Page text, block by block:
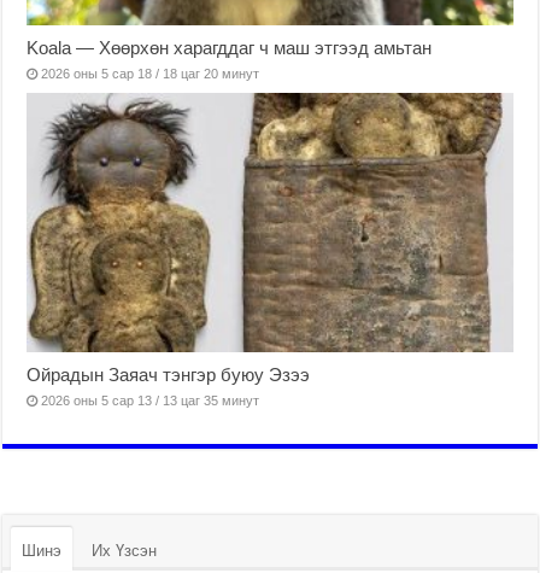
Koala — Хөөрхөн харагддаг ч маш этгээд амьтан
2026 оны 5 сар 18 / 18 цаг 20 минут
Ойрадын Заяач тэнгэр буюу Эзээ
2026 оны 5 сар 13 / 13 цаг 35 минут
Шинэ Их Үзсэн